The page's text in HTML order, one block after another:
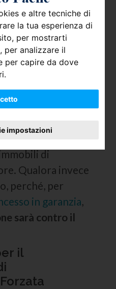
e altre tecniche di
la tua esperienza di
per mostrarti
per analizzare il
per capire da dove
impostazioni
Mobiliare, può
mobili, beni
conti correnti
crediti facenti
Mobiliare presso
di
Qualora invece
perché, per
in garanzia,
sarà contro il
il